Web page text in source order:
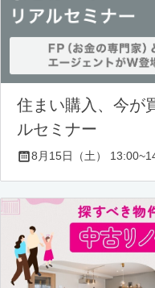
住まい購入、今が
ルセミナー
8月15日（土）